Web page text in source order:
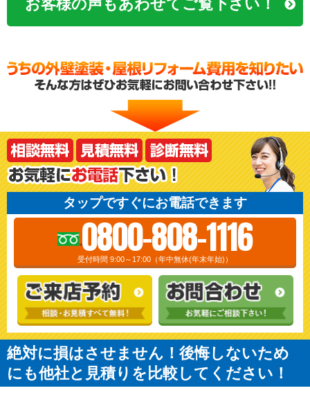
お客様の声もあわせてご覧下さい！
タップですぐにお電話できます
0800-808-1116
受付時間 9:00～17:00（年中無休(年末年始)）
絶対に損はさせません！後悔しないため
にも他社と見積りを比較してください！